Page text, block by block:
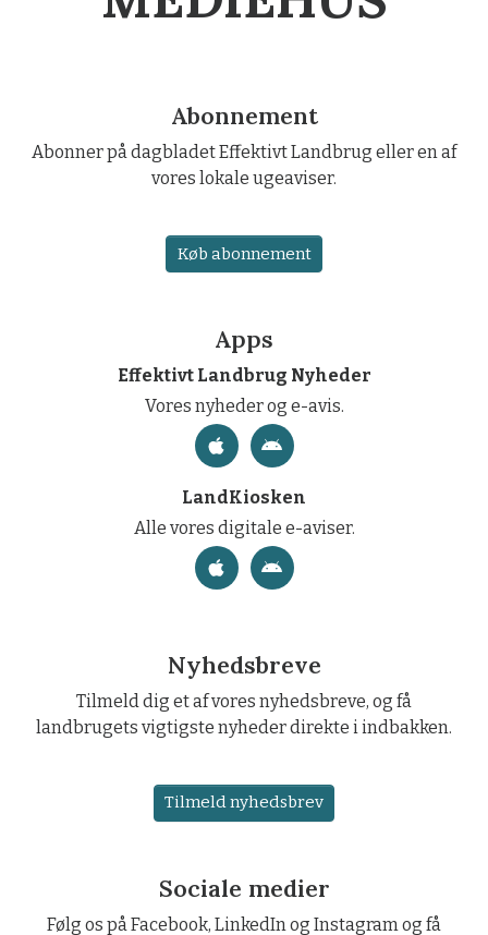
Abonnement
Abonner på dagbladet Effektivt Landbrug eller en af
vores lokale ugeaviser.
Køb abonnement
Apps
Effektivt Landbrug Nyheder
Vores nyheder og e-avis.
LandKiosken
Alle vores digitale e-aviser.
Nyhedsbreve
Tilmeld dig et af vores nyhedsbreve, og få
landbrugets vigtigste nyheder direkte i indbakken.
Tilmeld nyhedsbrev
Sociale medier
Følg os på Facebook, LinkedIn og Instagram og få